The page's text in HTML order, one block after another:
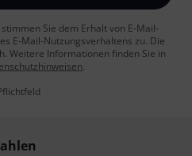
Sie dem Erhalt von E-Mail-
E-Mail-Nutzungsverhaltens zu. Die
Weitere Informationen finden Sie in
.